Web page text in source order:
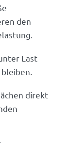
den
Last
direkt